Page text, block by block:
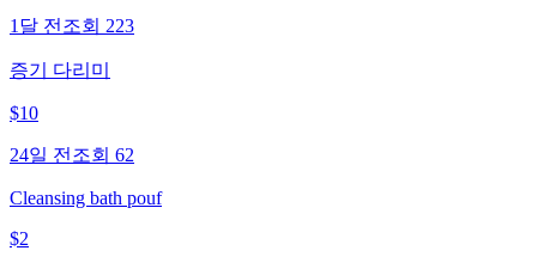
1달 전 조회 223
증기 다리미
$10
24일 전 조회 62
Cleansing bath pouf
$2